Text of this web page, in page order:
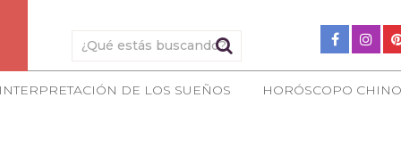
INTERPRETACIÓN DE LOS SUEÑOS HORÓSCOPO CHINO